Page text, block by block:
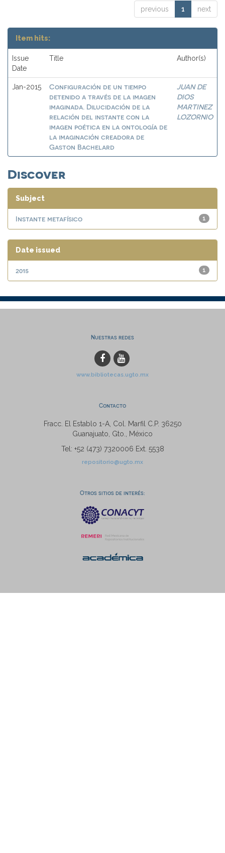
previous 1 next
Item hits:
Issue
Date
Title Author(s)
Jan-2015
Configuración de un tiempo
detenido a través de la imagen
imaginada. Dilucidación de la
relación del instante con la
imagen poética en la ontología de
la imaginación creadora de
Gaston Bachelard
JUAN DE
DIOS
MARTINEZ
LOZORNIO
Discover
Subject
1
Instante metafísico
Date issued
1
2015
Nuestras redes
www.bibliotecas.ugto.mx
Contacto
Fracc. El Establo 1-A, Col. Marfil C.P. 36250
Guanajuato, Gto., México
Tel: +52 (473) 7320006 Ext. 5538
repositorio@ugto.mx
Otros sitios de interés: